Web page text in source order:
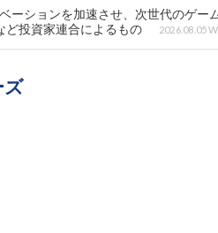
ションを加速させ、次世代のゲー
投資家連合によるもの
2026.08.05
ズ